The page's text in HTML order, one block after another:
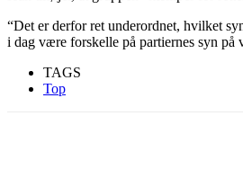
“Det er derfor ret underordnet, hvilket
i dag være forskelle på partiernes syn
TAGS
Top